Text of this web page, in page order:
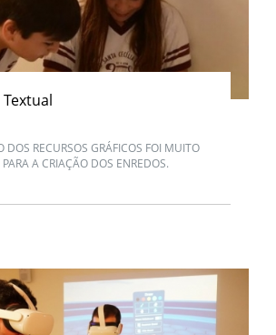
DOS RECURSOS GRÁFICOS FOI MUITO
A CRIAÇÃO DOS ENREDOS.